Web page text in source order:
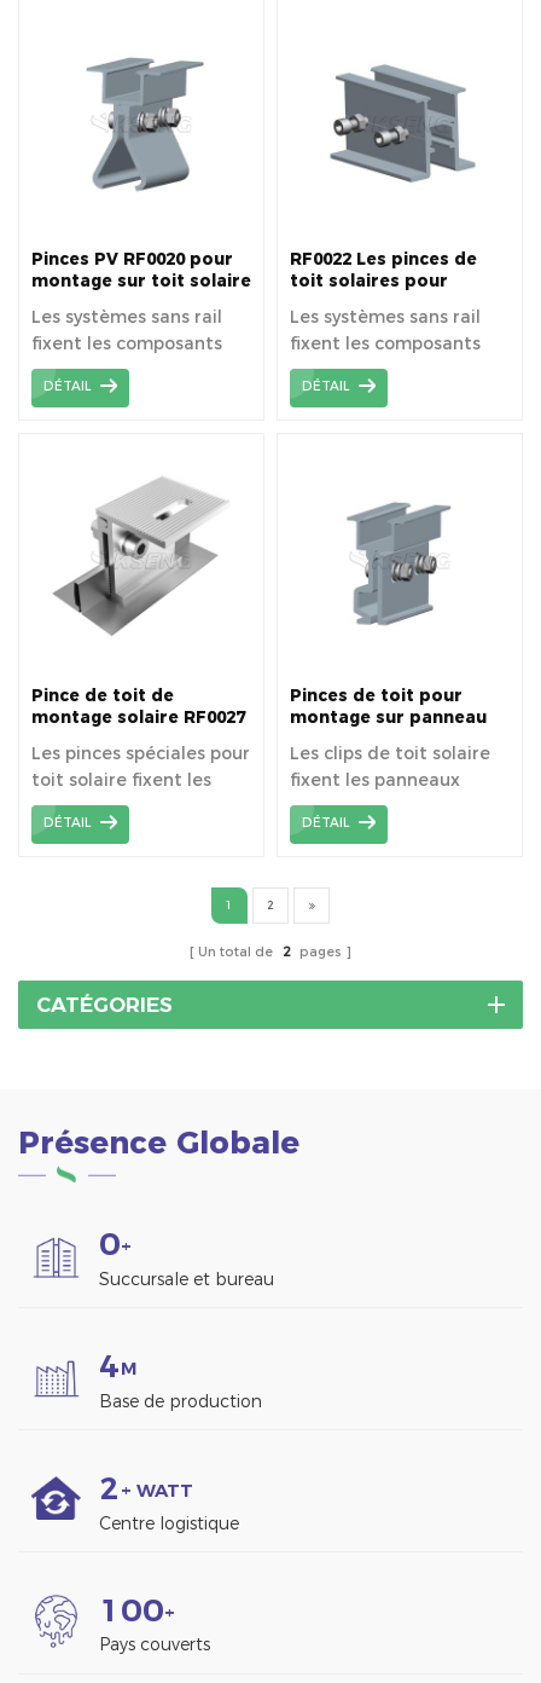
Pinces PV RF0020 pour
montage sur toit solaire
Les systèmes sans rail
fixent les composants
directement sur le toit
pour supporter les
DÉTAIL
RF0022 Les pinces de
toit solaires pour
Les systèmes sans rail
fixent les composants
directement sur le toit
pour supporter les
DÉTAIL
Pince de toit de
montage solaire RF0027
spécial
Les pinces spéciales pour
toit solaire fixent les
panneaux solaires
directement sur les toits
debout sans perçage.
DÉTAIL
Pinces de toit pour
montage sur panneau
de toit Pv
Les clips de toit solaire
fixent les panneaux
solaires directement aux
toits métalliques à joints
DÉTAIL
1 2
Un total de 2 pages
CATÉGORIES
Présence Globale
0+
Succursale et bureau
4M
Base de production
2 + WATT
Centre logistique
1 00+
Pays couverts